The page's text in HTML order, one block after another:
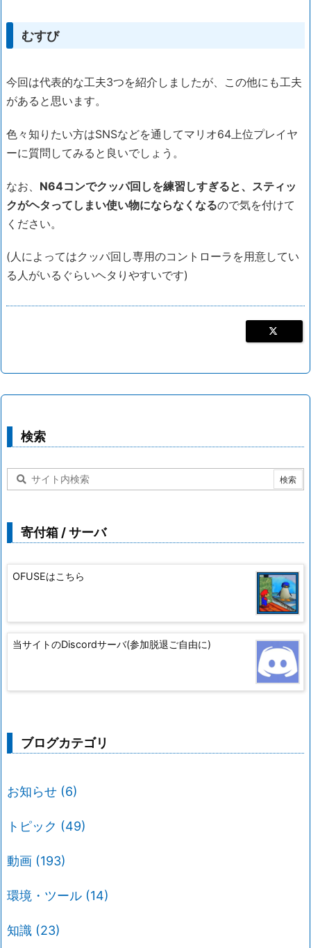
むすび
今回は代表的な工夫3つを紹介しましたが、この他にも工夫
があると思います。
色々知りたい方はSNSなどを通してマリオ64上位プレイヤ
ーに質問してみると良いでしょう。
なお、 N64コンでクッパ回しを練習しすぎると、スティッ
クがヘタってしまい使い物にならなくなるので気を付けて
ください。
(人によってはクッパ回し専用のコントローラを用意してい
る人がいるぐらいヘタりやすいです)
検索
寄付箱 / サーバ
OFUSEはこちら
当サイトのDiscordサーバ(参加脱退ご自由に)
ブログカテゴリ
お知らせ (6)
トピック (49)
動画 (193)
環境・ツール (14)
知識 (23)